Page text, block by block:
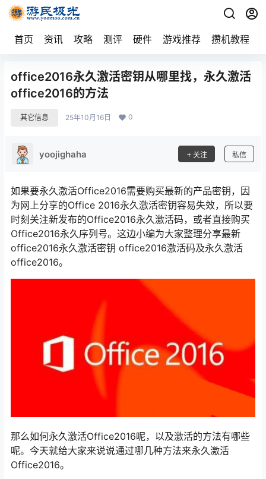
首页 资讯 攻略 测评 硬件 游戏推荐 攒机教程
office2016永久激活密钥从哪里找，永久激活
office2016的方法
其它信息 25年10月16日 0
yoojighaha 关注 私信
如果要永久激活Office2016需要购买最新的产品密钥，因
为网上分享的Office 2016永久激活密钥容易失效，所以要
时刻关注新发布的Office2016永久激活码，或者直接购买
Office2016永久序列号。这边小编为大家整理分享最新
office2016永久激活密钥 office2016激活码及永久激活
office2016。
那么如何永久激活Office2016呢，以及激活的方法有哪些
呢。今天就给大家来说说通过哪几种方法来永久激活
Office2016。